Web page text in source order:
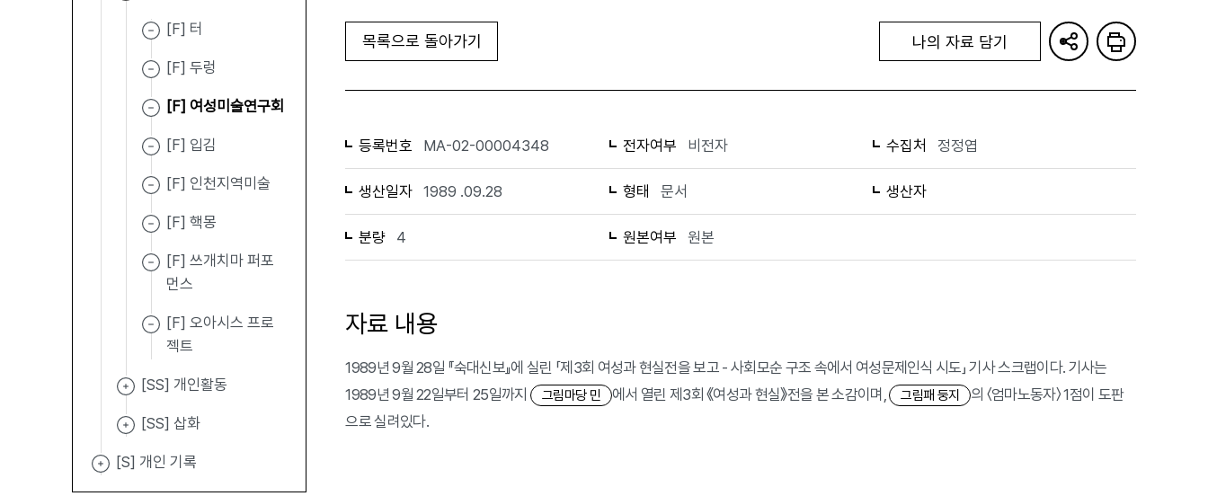
[F] 터
[F] 두렁
[F] 여성미술연구회
[F] 입김
[F] 인천지역미술
[F] 핵몽
[F] 쓰개치마 퍼포
먼스
[F] 오아시스 프로
젝트
[SS] 개인활동
[SS] 삽화
[S] 개인 기록
목록으로 돌아가기 나의 자료 담기
등록번호 MA-02-00004348 전자여부 비전자 수집처 정정엽
생산일자 1989 .09.28 형태 문서 생산자
분량 4 원본여부 원본
자료 내용
1989년 9월 28일 『숙대신보』에 실린 「제3회 여성과 현실전을 보고 - 사회모순 구조 속에서 여성문제인식 시도」 기사 스크랩이다. 기사는
1989년 9월 22일부터 25일까지
그림마당 민 에서 열린 제3회 《여성과 현실》전을 본 소감이며, 그림패 둥지
의 〈엄마노동자〉 1점이 도판
으로 실려있다.